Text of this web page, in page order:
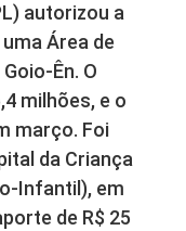
autorizou a
Área de
Ên. O
milhões, e o
março. Foi
da Criança
Infantil), em
de R$ 25